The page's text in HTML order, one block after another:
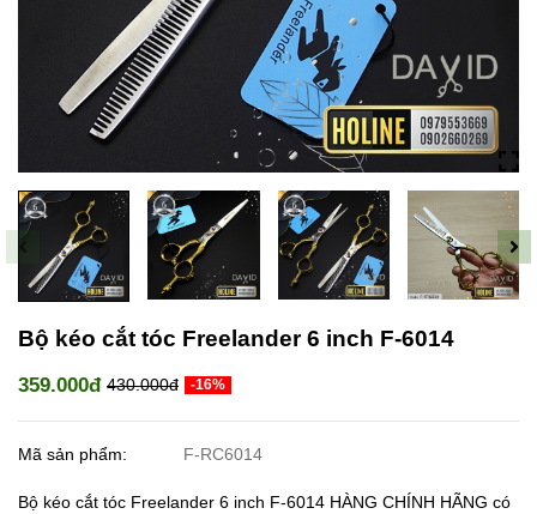
Bộ kéo cắt tóc Freelander 6 inch F-6014
359.000đ 430.000đ -16%
Mã sản phẩm: F-RC6014
Bộ kéo cắt tóc Freelander 6 inch F-6014 HÀNG CHÍNH HÃNG có